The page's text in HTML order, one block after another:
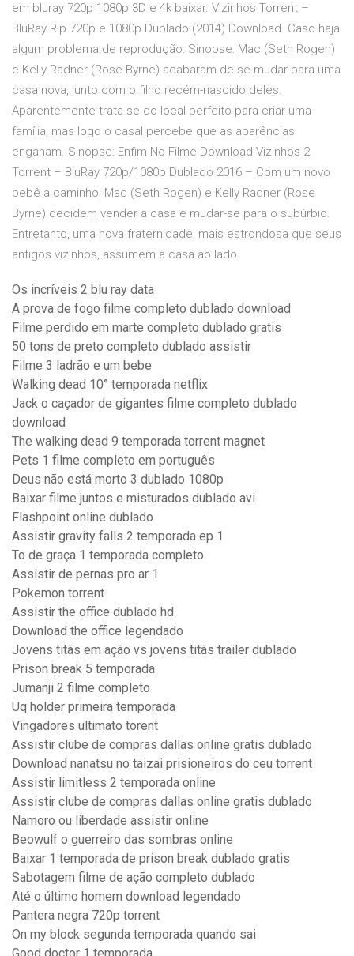
em bluray 720p 1080p 3D e 4k baixar. Vizinhos Torrent –
BluRay Rip 720p e 1080p Dublado (2014) Download. Caso haja
algum problema de reprodução: Sinopse: Mac (Seth Rogen)
e Kelly Radner (Rose Byrne) acabaram de se mudar para uma
casa nova, junto com o filho recém-nascido deles.
Aparentemente trata-se do local perfeito para criar uma
família, mas logo o casal percebe que as aparências
enganam. Sinopse: Enfim No Filme Download Vizinhos 2
Torrent – BluRay 720p/1080p Dublado 2016 – Com um novo
bebê a caminho, Mac (Seth Rogen) e Kelly Radner (Rose
Byrne) decidem vender a casa e mudar-se para o subúrbio.
Entretanto, uma nova fraternidade, mais estrondosa que seus
antigos vizinhos, assumem a casa ao lado.
Os incríveis 2 blu ray data
A prova de fogo filme completo dublado download
Filme perdido em marte completo dublado gratis
50 tons de preto completo dublado assistir
Filme 3 ladrão e um bebe
Walking dead 10° temporada netflix
Jack o caçador de gigantes filme completo dublado
download
The walking dead 9 temporada torrent magnet
Pets 1 filme completo em português
Deus não está morto 3 dublado 1080p
Baixar filme juntos e misturados dublado avi
Flashpoint online dublado
Assistir gravity falls 2 temporada ep 1
To de graça 1 temporada completo
Assistir de pernas pro ar 1
Pokemon torrent
Assistir the office dublado hd
Download the office legendado
Jovens titãs em ação vs jovens titãs trailer dublado
Prison break 5 temporada
Jumanji 2 filme completo
Uq holder primeira temporada
Vingadores ultimato torent
Assistir clube de compras dallas online gratis dublado
Download nanatsu no taizai prisioneiros do ceu torrent
Assistir limitless 2 temporada online
Assistir clube de compras dallas online gratis dublado
Namoro ou liberdade assistir online
Beowulf o guerreiro das sombras online
Baixar 1 temporada de prison break dublado gratis
Sabotagem filme de ação completo dublado
Até o último homem download legendado
Pantera negra 720p torrent
On my block segunda temporada quando sai